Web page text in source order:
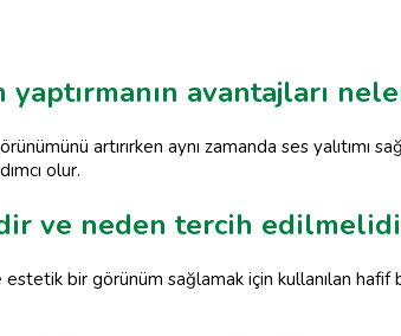
avantajları
artırırken aynı zamanda ses yalıtımı
olur.
ve neden tercih
bir görünüm sağlamak için kullanılan hafif